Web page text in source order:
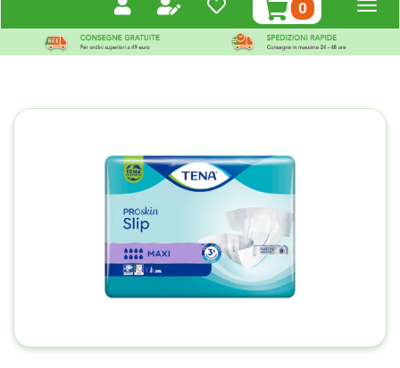
0prodotti
inseriti